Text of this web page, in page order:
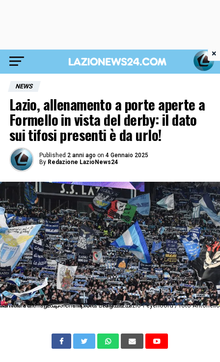
NEWS
Lazio, allenamento a porte aperte a
Formello in vista del derby: il dato
sui tifosi presenti è da urlo!
Published 2 anni ago on 4 Gennaio 2025
By Redazione LazioNews24
As Roma 07/11/2023 - Champions League / Lazio-Feyenoord / foto Antonello Sammarco/Image Sport nella foto: tifosi Lazio
×